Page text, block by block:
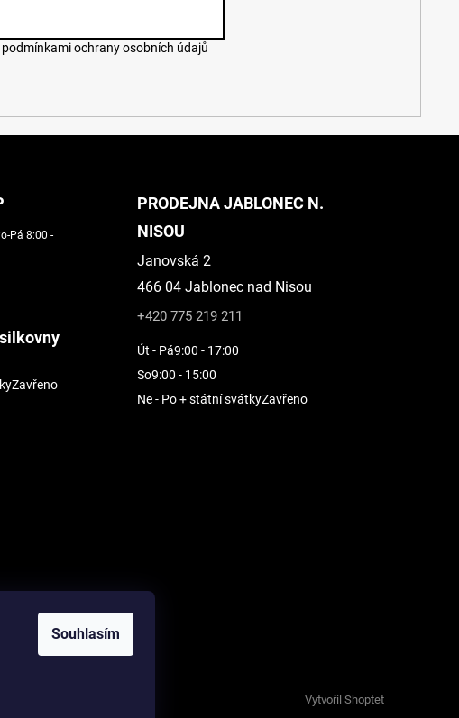
Souhlasím
podmínkami ochrany osobních údajů
Pá 8:00 -
Zavřeno
PRODEJNA JABLONEC N.
NISOU
Janovská 2
466 04 Jablonec nad Nisou
+420 775 219 211
Út - Pá9:00 - 17:00
So9:00 - 15:00
Ne - Po + státní svátkyZavřeno
Vytvořil Shoptet